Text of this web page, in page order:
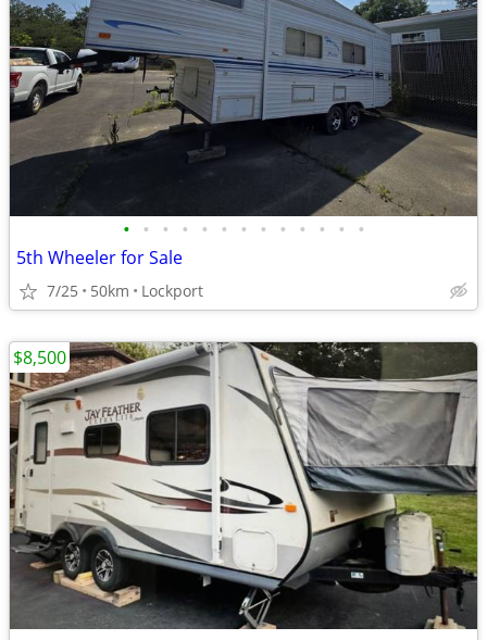
• • • • • • • • • • • • •
5th Wheeler for Sale
7/25 50km Lockport
$8,500